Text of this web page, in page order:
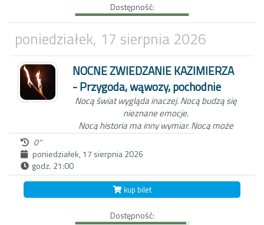
Kazimierza oraz wejdziemy z Tobą do
Wąwozu z korzeniami, wyłącznie przy
blasku pochodni.Czekamy na Ciebie o
zmierzchu, koło studni na kazimierskim
Rynku.
Dostępność:
poniedziałek, 17 sierpnia 2026
NOCNE ZWIEDZANIE KAZIMIERZA
- Przygoda, wąwozy, pochodnie
Nocą świat wygląda inaczej.Nocą budzą się
nieznane emocje.
Nocą historia ma inny wymiar.Nocą może
zdarzyć się wszystko...
Niezwykła nocna wycieczka po Kazimierzu
Dolnym to nie tylko spacer z przewodnikiem
po Miasteczku. W ten wieczór, zabierzemy
Kazimierza oraz wejdziemy z Tobą do
0''
poniedziałek, 17 sierpnia 2026
godz. 21:00
kup bilet
Dostępność: